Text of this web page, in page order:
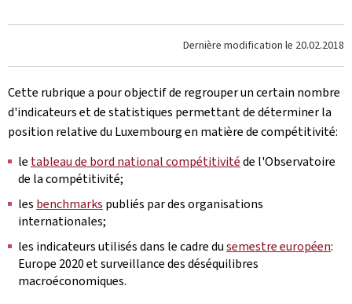
Dernière modification le 20.02.2018
Cette rubrique a pour objectif de regrouper un certain nombre
d'indicateurs et de statistiques permettant de déterminer la
position relative du Luxembourg en matière de compétitivité:
le tableau de bord national compétitivitéde l'Observatoire
de la compétitivité;
les benchmarks publiés par des organisations
internationales;
les indicateurs utilisés dans le cadre dusemestre européen:
Europe 2020 et surveillance des déséquilibres
macroéconomiques.